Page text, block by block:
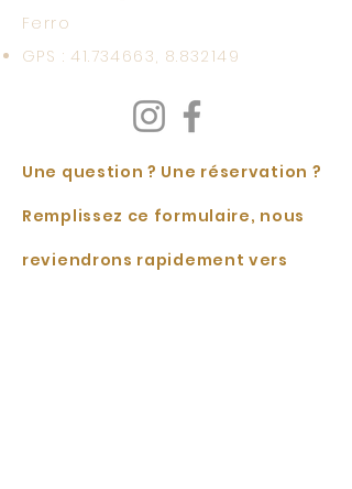
Ferro
GPS : 41.734663, 8.832149
Une question ? Une réservation ?
Remplissez ce formulaire, nous
reviendrons rapidement vers